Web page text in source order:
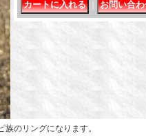
のリングになります。